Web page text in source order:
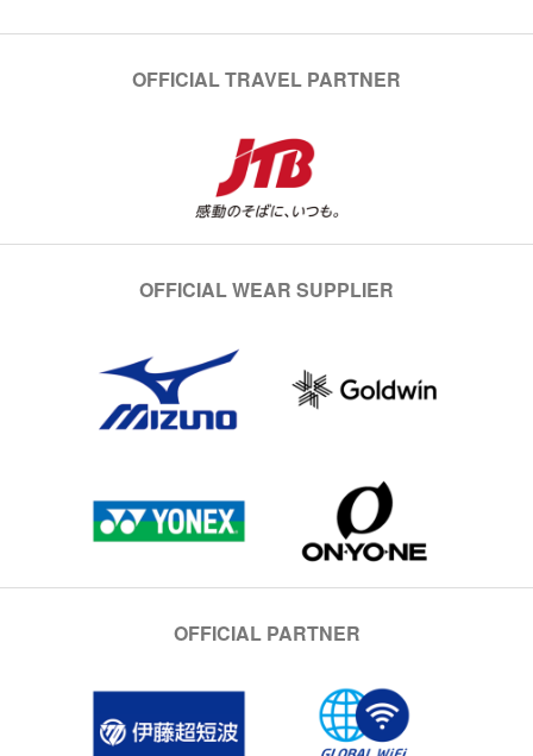
OFFICIAL TRAVEL PARTNER
OFFICIAL WEAR SUPPLIER
OFFICIAL PARTNER